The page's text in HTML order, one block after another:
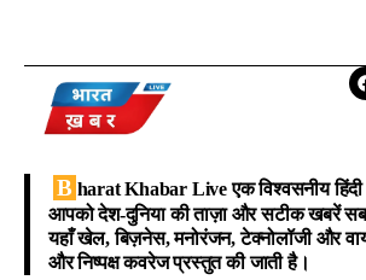
B harat Khabar Liveएक विश्वसनीय
आपको देश-दुनिया की ताज़ा और सटीक खबरें
यहाँ खेल, बिज़नेस, मनोरंजन, टेक्नोलॉजी और
और निष्पक्ष कवरेज प्रस्तुत की जाती है।